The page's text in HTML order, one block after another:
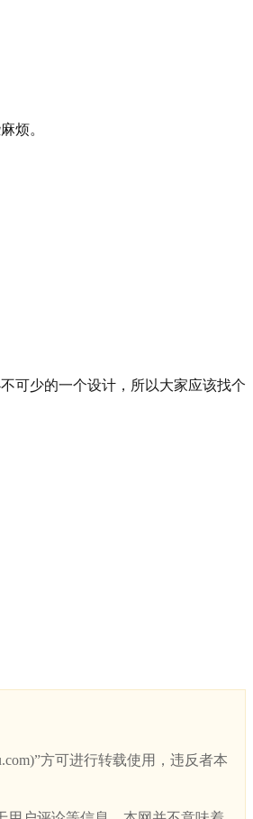
烦。
可少的一个设计，所以大家应该找个
方可进行转载使用，违反者本